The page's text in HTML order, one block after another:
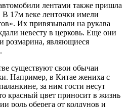
лентами также пришла
В 17м веке ленточки имели
Их привязывали на рукава
невесту в церковь. Еще они
розмарина, являющиеся
существуют свои обычаи
Например, в Китае жениха с
за ним гости несут
красный цвет приносит в жизнь
роль оберега от колдунов и